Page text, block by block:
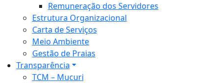
Remuneração dos Servidores
Estrutura Organizacional
Carta de Serviços
Meio Ambiente
Gestão de Praias
Transparência
TCM – Mucuri